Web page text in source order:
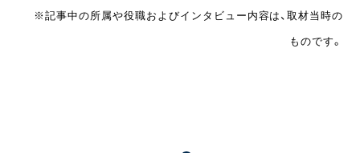
※記事中の所属や役職およびインタビュー内容は、取材当時の
ものです。